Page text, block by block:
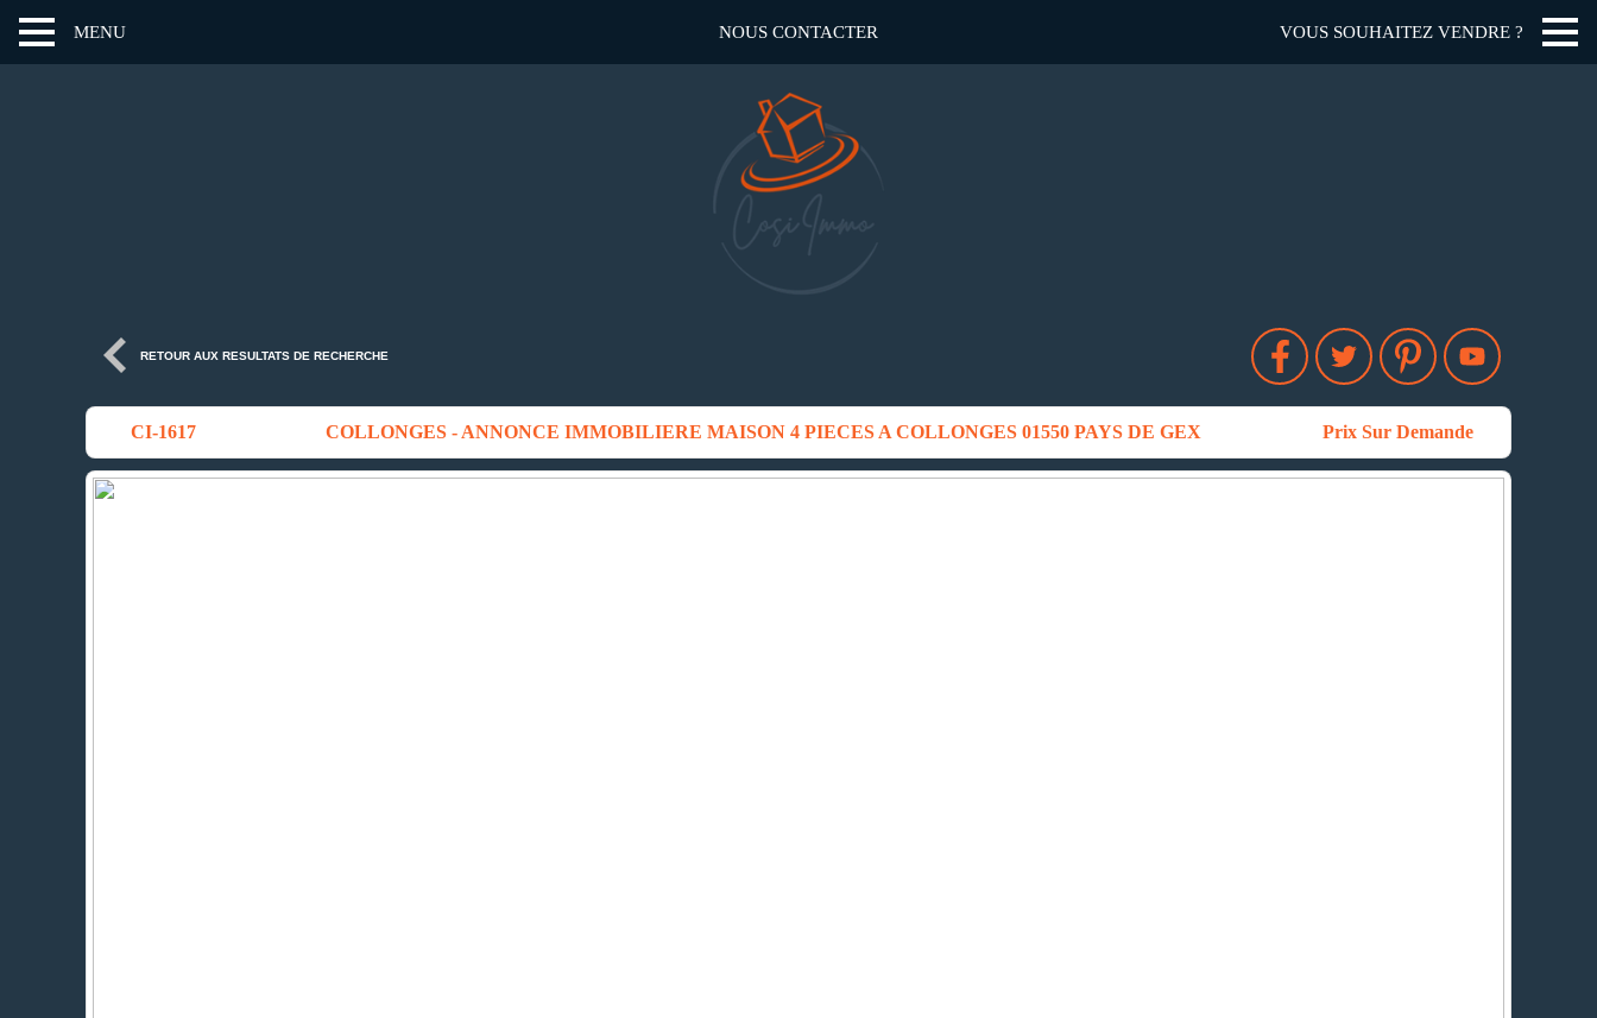
MENU NOUS CONTACTER VOUS SOUHAITEZ VENDRE ?
RETOUR AUX RESULTATS DE RECHERCHE
CI-1617 COLLONGES - ANNONCE IMMOBILIERE MAISON 4 PIECES A COLLONGES 01550 PAYS DE GEX Prix Sur Demande